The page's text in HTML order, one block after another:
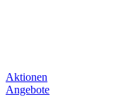
Aktionen
Angebote